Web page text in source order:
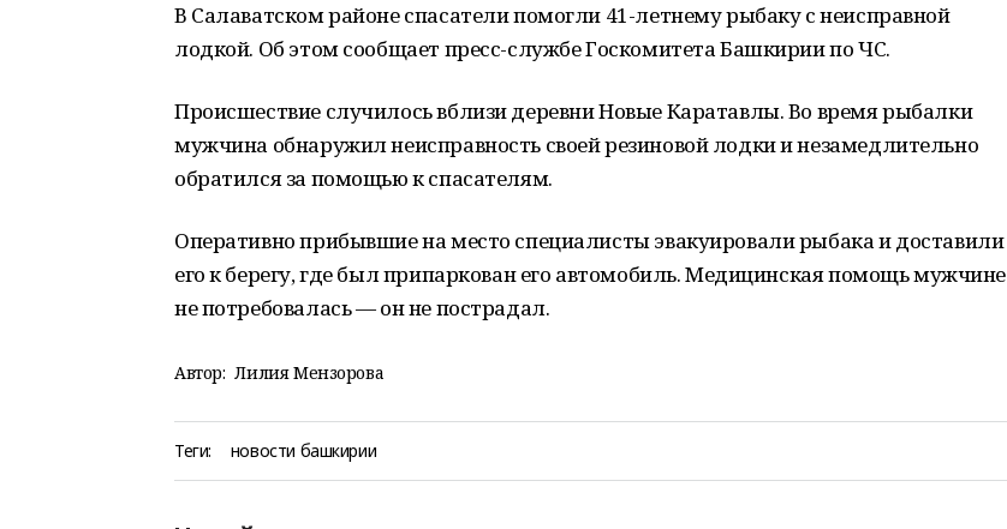
В Салаватском районе спасатели помогли 41-летнему рыбаку с неисправной
лодкой. Об этом сообщает пресс-службе Госкомитета Башкирии по ЧС.
Происшествие случилось вблизи деревни Новые Каратавлы. Во время рыбалки
мужчина обнаружил неисправность своей резиновой лодки и незамедлительно
обратился за помощью к спасателям.
Оперативно прибывшие на место специалисты эвакуировали рыбака и доставили
его к берегу, где был припаркован его автомобиль. Медицинская помощь мужчине
не потребовалась — он не пострадал.
Автор: Лилия Мензорова
Теги: новости башкирии